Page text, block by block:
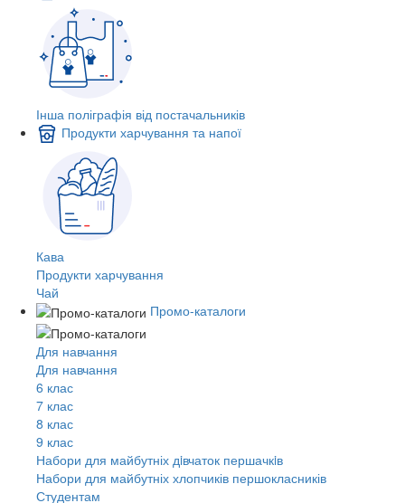
Інша поліграфія від постачальників
Продукти харчування та напої
Кава
Продукти харчування
Чай
Промо-каталоги
Для навчання
Для навчання
6 клас
7 клас
8 клас
9 клас
Набори для майбутніх дiвчаток першачкiв
Набори для майбутніх хлопчиків першокласників
Студентам